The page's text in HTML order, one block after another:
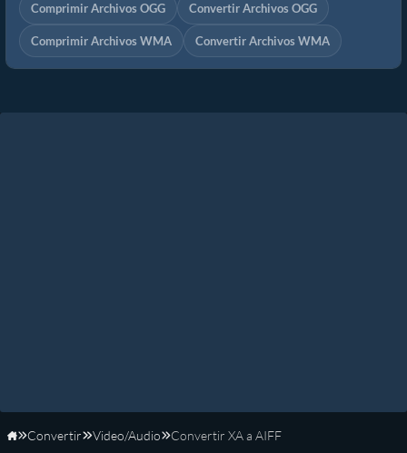
Comprimir Archivos OGG Convertir Archivos OGG
Comprimir Archivos WMA Convertir Archivos WMA
Inicio
Convertir Video/Audio Convertir XA a AIFF